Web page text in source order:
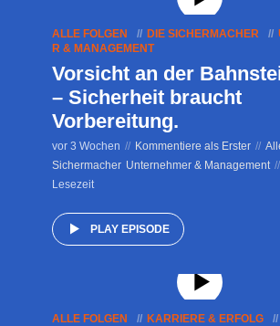
ALLE FOLGEN DIE SICHERMACHER
R & MANAGEMENT
Vorsicht an der
– Sicherheit braucht
Vorbereitung.
vor 3 Wochen Kommentiere als Erster
Sichermacher Unternehmer & Management
Lesezeit
PLAY EPISODE
ALLE FOLGEN KARRIERE & ERFOLG